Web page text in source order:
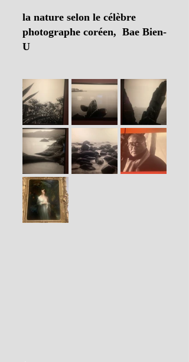
la nature selon le célèbre
photographe coréen,  Bae Bien-
U